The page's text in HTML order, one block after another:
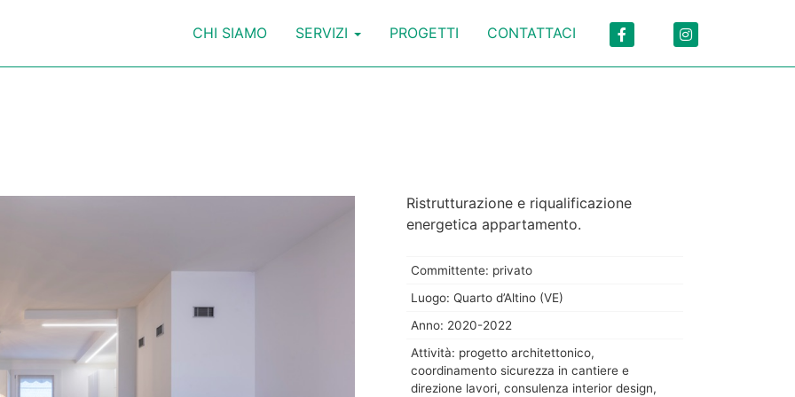
CHI SIAMO SERVIZI PROGETTI CONTATTACI
Ristrutturazione e riqualificazione
energetica appartamento.
Committente: privato
Luogo: Quarto d’Altino (VE)
Anno: 2020-2022
Attività: progetto architettonico,
coordinamento sicurezza in cantiere e
direzione lavori, consulenza interior design,